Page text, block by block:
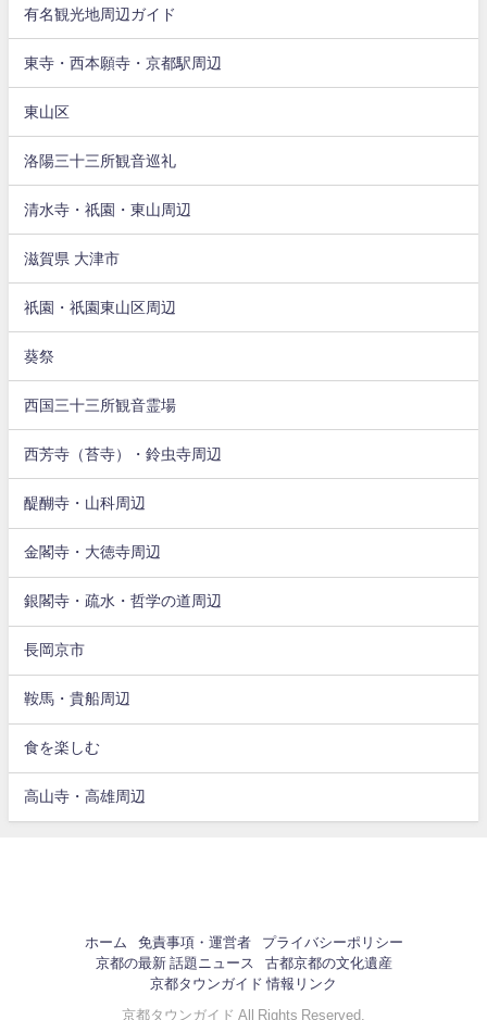
有名観光地周辺ガイド
東寺・西本願寺・京都駅周辺
東山区
洛陽三十三所観音巡礼
清水寺・祇園・東山周辺
滋賀県 大津市
祇園・祇園東山区周辺
葵祭
西国三十三所観音霊場
西芳寺（苔寺）・鈴虫寺周辺
醍醐寺・山科周辺
金閣寺・大徳寺周辺
銀閣寺・疏水・哲学の道周辺
長岡京市
鞍馬・貴船周辺
食を楽しむ
高山寺・高雄周辺
ホーム 免責事項・運営者
プライバシーポリシー
京都の最新 話題ニュース
古都京都の文化遺産
京都タウンガイド 情報リンク
京都タウンガイド All Rights Reserved.